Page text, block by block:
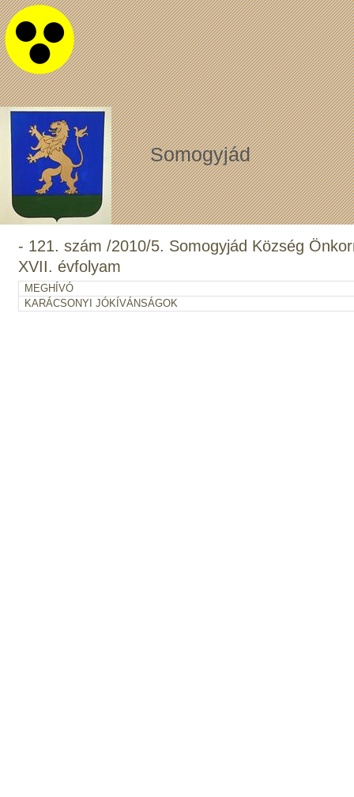
Somogyjád
- 121. szám /2010/5. Somogyjád Község
XVII. évfolyam
MEGHÍVÓ
KARÁCSONYI JÓKÍVÁNSÁGOK